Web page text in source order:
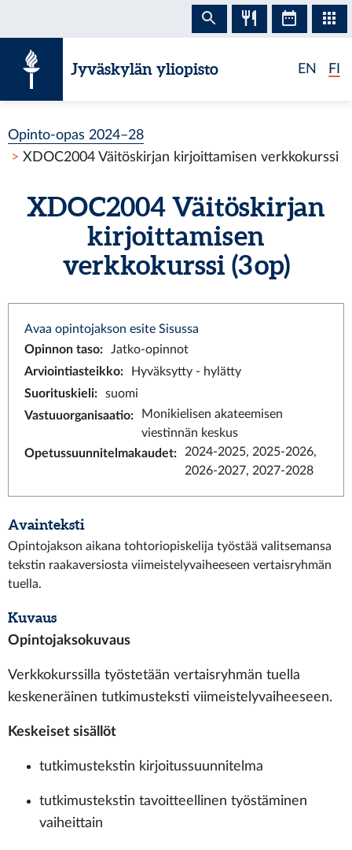
Jyväskylän yliopisto EN FI
Opinto-opas 2024–28
XDOC2004 Väitöskirjan kirjoittamisen verkkokurssi
XDOC2004 Väitöskirjan
kirjoittamisen
verkkokurssi (3 op)
Avaa opintojakson esite Sisussa
Opinnon taso:
Jatko-opinnot
Arviointiasteikko:
Hyväksytty - hylätty
Suorituskieli:
suomi
Vastuuorganisaatio:
Monikielisen akateemisen
viestinnän keskus
Opetussuunnitelmakaudet:
2024-2025, 2025-2026,
2026-2027, 2027-2028
Avainteksti
Opintojakson aikana tohtoriopiskelija työstää valitsemansa
tekstin raakaversiosta viimeistelyvaiheeseen vertaisryhmän
tuella.
Kuvaus
Opintojaksokuvaus
Verkkokurssilla työstetään vertaisryhmän tuella
keskeneräinen tutkimusteksti viimeistelyvaiheeseen.
Keskeiset sisällöt
tutkimustekstin kirjoitussuunnitelma
tutkimustekstin tavoitteellinen työstäminen
vaiheittain